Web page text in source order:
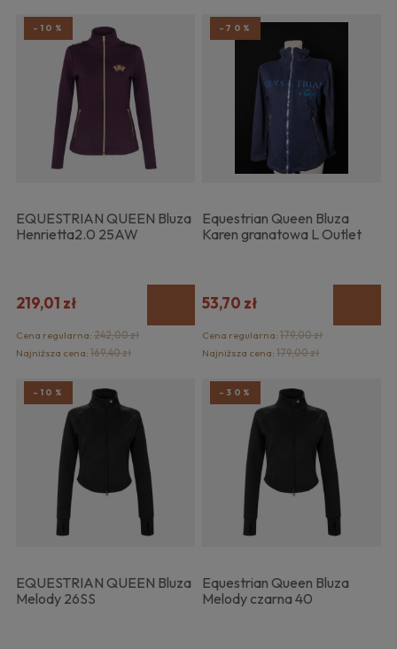
EQUESTRIAN QUEEN Bluza
Henrietta2.0 25AW
219,01 zł
Cena regularna: 242,00 zł
Najniższa cena: 169,40 zł
-10%
Equestrian Queen Bluza
Karen granatowa L Outlet
53,70 zł
Cena regularna:179,00 zł
Najniższa cena:179,00 zł
-70%
EQUESTRIAN QUEEN Bluza
Melody 26SS
-10%
Equestrian Queen Bluza
Melody czarna 40
-30%